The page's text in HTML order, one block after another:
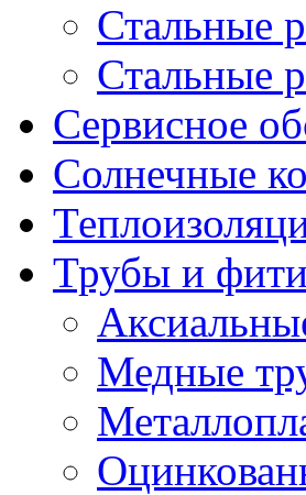
Стальные
Стальные
Сервисное
Солнечные
Трубы и
Медные